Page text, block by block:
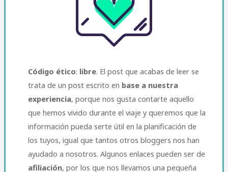
Código ético: libre. El post que acabas de leer se
trata de un post escrito en base a nuestra
experiencia, porque nos gusta contarte aquello
que hemos vivido durante el viaje y queremos que la
información pueda serte útil en la planificación de
los tuyos, igual que tantos otros bloggers nos han
ayudado a nosotros. Algunos enlaces pueden ser de
afiliación, por los que nos llevamos una pequeña